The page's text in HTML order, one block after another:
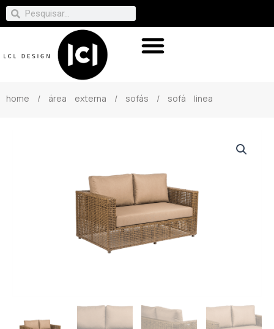
home / área externa / sofás / sofá linea